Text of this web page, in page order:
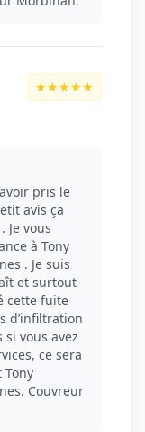
★★★★★
pris le
avis ça
Je vous
à Tony
. Je suis
et surtout
cette fuite
d’infiltration
si vous avez
ce sera
Tony
Couvreur